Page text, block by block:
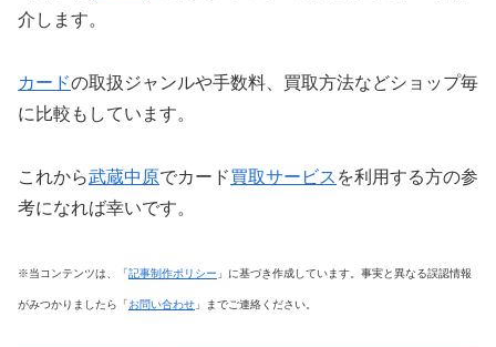
介します。
カードの取扱ジャンルや手数料、買取方法などショップ毎
に比較もしています。
これから武蔵中原でカード買取サービス を利用する方の参
考になれば幸いです。
※当コンテンツは、「記事制作ポリシー 」に基づき作成しています。事実と異なる誤認情報
がみつかりましたら「お問い合わせ 」までご連絡ください。